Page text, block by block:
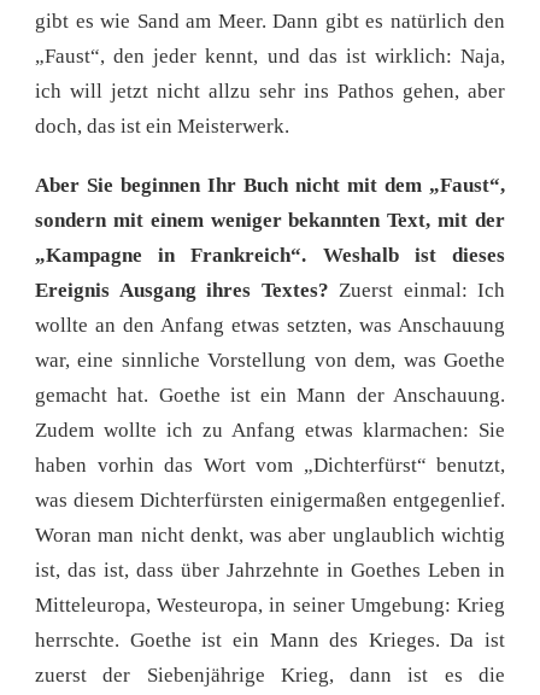
gibt es wie Sand am Meer. Dann gibt es natürlich den
„Faust“, den jeder kennt, und das ist wirklich: Naja,
ich will jetzt nicht allzu sehr ins Pathos gehen, aber
doch, das ist ein Meisterwerk.
Aber Sie beginnen Ihr Buch nicht mit dem „Faust“,
sondern miteinem weniger bekannten Text, mit der
„Kampagne in Frankreich“. Weshalb ist dieses
Ereignis Ausgang ihres Textes? Zuerst einmal: Ich
wollte an den Anfang etwas setzten, was Anschauung
war, eine sinnliche Vorstellung von dem, was Goethe
gemacht hat. Goethe ist ein Mann der Anschauung.
Zudem wollte ich zu Anfang etwas klarmachen: Sie
haben vorhin das Wort vom „Dichterfürst“ benutzt,
was diesem Dichterfürsten einigermaßen entgegenlief.
Woran man nicht denkt, was aber unglaublich wichtig
ist, das ist, dass über Jahrzehnte in Goethes Leben in
Mitteleuropa, Westeuropa, in seiner Umgebung: Krieg
herrschte. Goethe ist ein Mann des Krieges. Da ist
zuerst der Siebenjährige Krieg, dann ist es die